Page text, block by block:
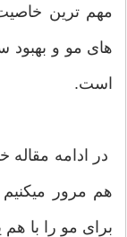
مهم ترین
های مو و
است.
در ادامه
هم مرور
برای مو را با هم